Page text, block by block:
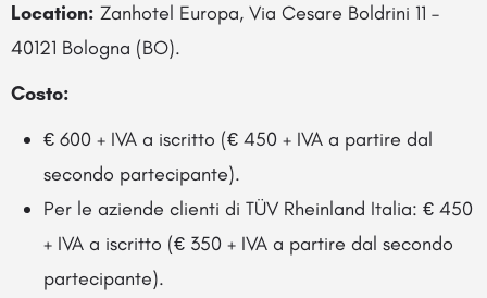
Location: Zanhotel Europa, Via Cesare Boldrini 11 –
40121 Bologna (BO).
Costo:
€ 600 + IVA a iscritto (€ 450 + IVA a partire dal
secondo partecipante).
Per le aziende clienti di TÜV Rheinland Italia: € 450
+ IVA a iscritto (€ 350 + IVA a partire dal secondo
partecipante).